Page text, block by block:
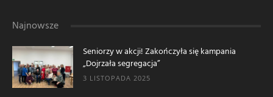
Najnowsze
Seniorzy w akcji! Zakończyła się kampania
„Dojrzała segregacja”
3 LISTOPADA 2025